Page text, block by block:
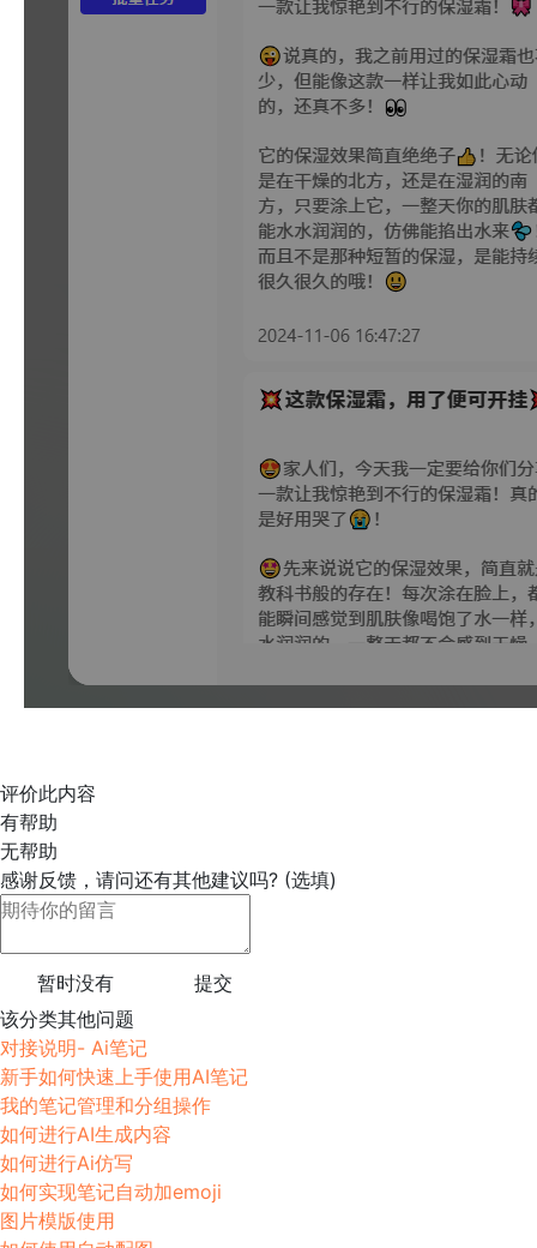
评价此内容
有帮助
无帮助
感谢反馈，请问还有其他建议吗? (选填)
暂时没有
提交
该分类其他问题
对接说明- Ai笔记
新手如何快速上手使用AI笔记
我的笔记管理和分组操作
如何进行AI生成内容
如何进行Ai仿写
如何实现笔记自动加emoji
图片模版使用